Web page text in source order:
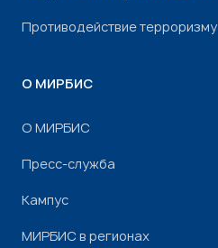
Противодействие терроризму
О МИРБИС
О МИРБИС
Пресс-служба
Кампус
МИРБИС в регионах